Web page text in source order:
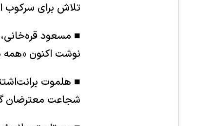
تلاش برای سرکوب
■ مسعود قره‌خانی،
نوشت اکنون «همه
■ هلموت
شجاعت معترضان